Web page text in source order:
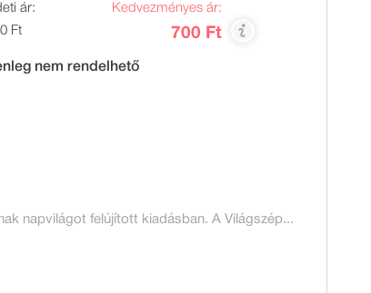
ár:
Ft
Kedvezményes ár:
700 Ft
nem rendelhető
napvilágot felújított kiadásban. A Világszép...